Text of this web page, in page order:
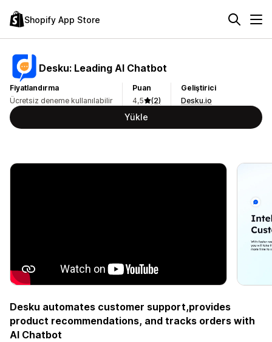
Shopify App Store
Desku: Leading AI Chatbot
Fiyatlandırma
Ücretsiz deneme kullanılabilir
Puan
4,5
(2)
Geliştirici
Desku.io
Yükle
Desku automates customer support,provides
product recommendations, and tracks orders with
AI Chatbot